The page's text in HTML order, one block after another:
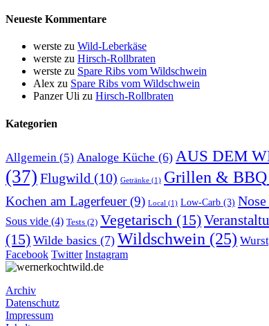
Neueste Kommentare
werste zu Wild-Leberkäse
werste zu Hirsch-Rollbraten
werste zu Spare Ribs vom Wildschwein
Alex zu Spare Ribs vom Wildschwein
Panzer Uli zu Hirsch-Rollbraten
Kategorien
Allgemein (5) Analoge Küche (6) AUS DEM
(37) Flugwild (10) Getränke (1) Grillen & BBQ
Kochen am Lagerfeuer(9) Local (1) Low-Carb (3)
Sous vide (4) Tests (2) Vegetarisch (15)
(15) Wilde basics (7) Wildschwein (25)
Facebook Twitter Instagram
Archiv
Datenschutz
Impressum